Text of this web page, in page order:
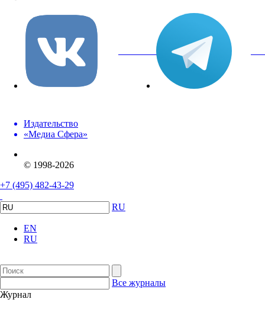
вКонтакте
Издательство
«Медиа Сфера»
© 1998-2026
+7 (495) 482-43-29
RU
EN
RU
Все журналы
Журнал